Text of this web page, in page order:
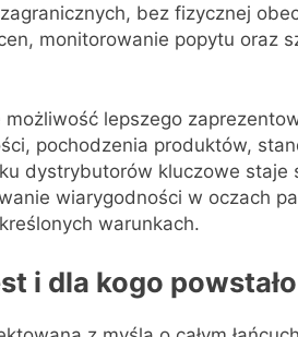
bez fizycznej
monitorowanie popytu oraz
lepszego
pochodzenia produktów,
dystrybutorów kluczowe staje
wiarygodności w oczach
warunkach.
i dla kogo powstało